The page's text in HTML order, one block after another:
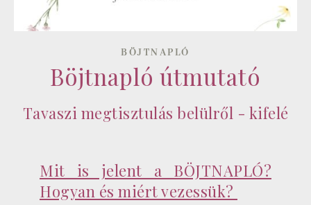
BÖJTNAPLÓ
Böjtnapló útmutató
Tavaszi megtisztulás belülről - kifelé
Mit is jelent a BÖJTNAPLÓ?
Hogyan és miért vezessük?